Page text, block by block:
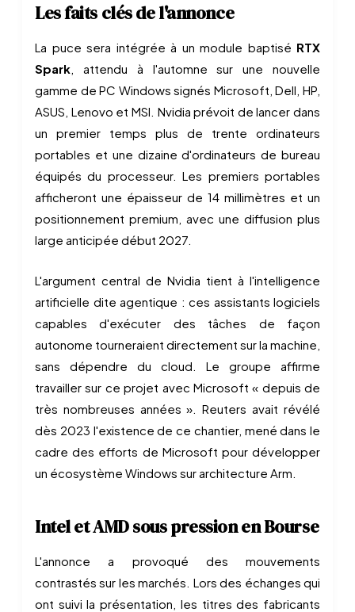
Les faits clés de l'annonce
La puce sera intégrée à un module baptisé RTX
Spark, attendu à l'automne sur une nouvelle
gamme de PC Windows signés Microsoft, Dell, HP,
ASUS, Lenovo et MSI. Nvidia prévoit de lancer dans
un premier temps plus de trente ordinateurs
portables et une dizaine d'ordinateurs de bureau
équipés du processeur. Les premiers portables
afficheront une épaisseur de 14 millimètres et un
positionnement premium, avec une diffusion plus
large anticipée début 2027.
L'argument central de Nvidia tient à l'intelligence
artificielle dite agentique : ces assistants logiciels
capables d'exécuter des tâches de façon
autonome tourneraient directement sur la machine,
sans dépendre du cloud. Le groupe affirme
travailler sur ce projet avec Microsoft « depuis de
très nombreuses années ». Reuters avait révélé
dès 2023 l'existence de ce chantier, mené dans le
cadre des efforts de Microsoft pour développer
un écosystème Windows sur architecture Arm.
Intel et AMD sous pression en Bourse
L'annonce a provoqué des mouvements
contrastés sur les marchés. Lors des échanges qui
ont suivi la présentation, les titres des fabricants